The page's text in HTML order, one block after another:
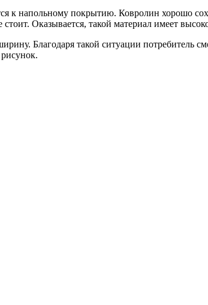
к напольному покрытию. Ковролин хорошо
Оказывается, такой материал имеет
Благодаря такой ситуации потребитель